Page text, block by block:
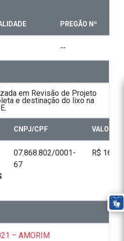
PREGÃO Nº
--
em Revisão de Projeto
e destinação do lixo na
CNPJ/CPF VALOR
07.868.802/0001-
67
R$
– AMORIM